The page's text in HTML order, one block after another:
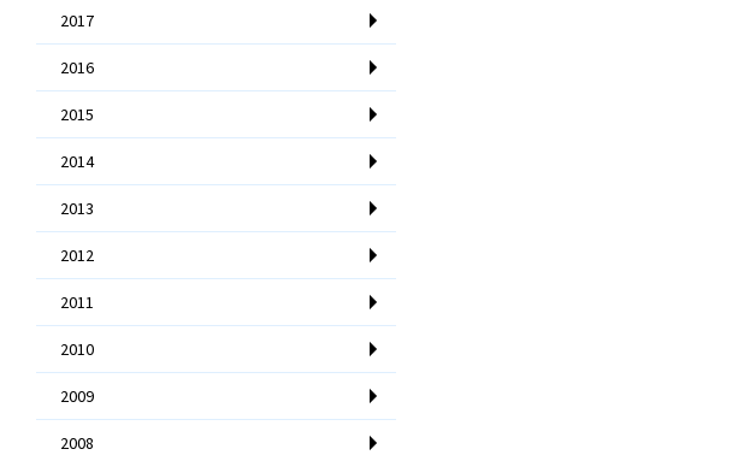
2017
2016
2015
2014
2013
2012
2011
2010
2009
2008